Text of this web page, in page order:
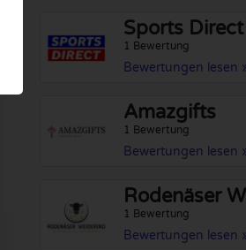
Sports Direct
1 Bewertung
Bewertungen lesen
Amazgifts
1 Bewertung
Bewertungen lesen
Rodenäser
1 Bewertung
Bewertungen lesen